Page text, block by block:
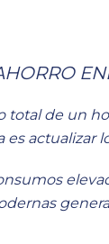
de un
actualizar